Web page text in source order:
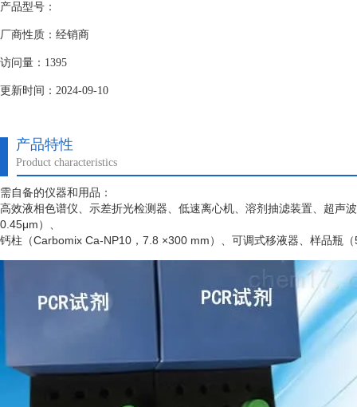
产品型号：
厂商性质：经销商
访问量：1395
更新时间：2024-09-10
产品特性
Product characteristics
需自备的仪器和用品：
高效液相色谱仪、示差折光检测器、低速离心机、溶剂抽滤装置、超声
0.45μm）、
钙柱（Carbomix Ca-NP10，7.8 ×300 mm）、可调式移液器、样品瓶